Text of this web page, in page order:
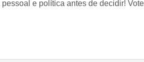
e política antes de decidir!